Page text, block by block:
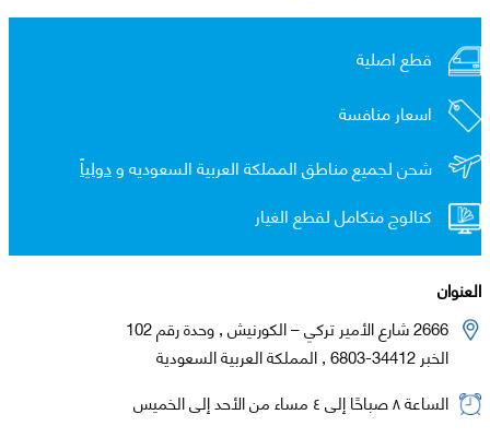
قطع اصلية
اسعار منافسة
شحن لجميع مناطق المملكة العربية السعوديه ودولياً
كتالوج متكامل لقطع الغيار
العنوان
2666 شارع الأمير تركي – الكورنيش , وحدة رقم 102
الخبر 34412-6803 , المملكة العربية السعودية
الساعة ٨ صباحًا إلى ٤ مساء من الأحد إلى الخميس